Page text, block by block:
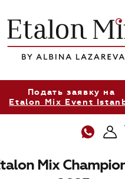
Подать заявку на
Etalon Mix Event
Mix